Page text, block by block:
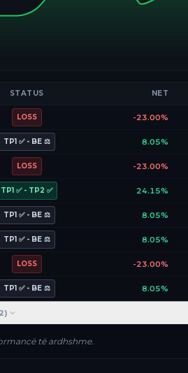
STATUS NET
LOSS -23.00%
TP1 ✅ - BE ⚖️ 8.05%
LOSS -23.00%
TP1 ✅ - TP2 ✅ 24.15%
TP1 ✅ - BE ⚖️ 8.05%
TP1 ✅ - BE ⚖️ 8.05%
LOSS -23.00%
TP1 ✅ - BE ⚖️ 8.05%
)
të ardhshme.